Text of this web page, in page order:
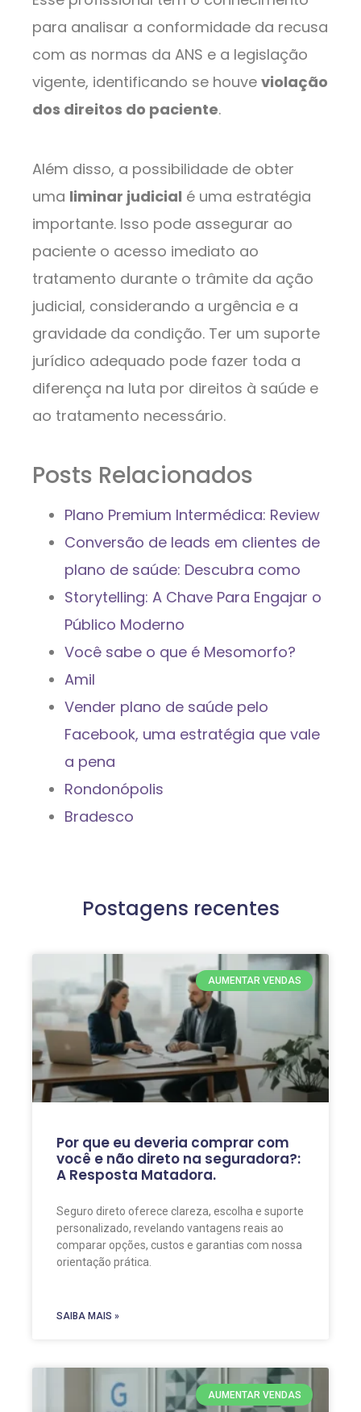
para analisar a conformidade da recusa
com as normas da ANS e a legislação
vigente, identificando se houve violação
dos direitos do paciente.
Além disso, a possibilidade de obter
uma liminar judicial é uma estratégia
importante. Isso pode assegurar ao
paciente o acesso imediato ao
tratamento durante o trâmite da ação
judicial, considerando a urgência e a
gravidade da condição. Ter um suporte
jurídico adequado pode fazer toda a
diferença na luta por direitos à saúde e
ao tratamento necessário.
Posts Relacionados
Plano Premium Intermédica: Review
Conversão de leads em clientes de
plano de saúde: Descubra como
Storytelling: A Chave Para Engajar o
Público Moderno
Você sabe o que é Mesomorfo?
Amil
Vender plano de saúde pelo
Facebook, uma estratégia que vale
a pena
Rondonópolis
Bradesco
Postagens recentes
AUMENTAR VENDAS
Por que eu deveria comprar com
você e não direto na seguradora?:
A Resposta Matadora.
Seguro direto oferece clareza, escolha e suporte
personalizado, revelando vantagens reais ao
comparar opções, custos e garantias com nossa
orientação prática.
SAIBA MAIS »
AUMENTAR VENDAS